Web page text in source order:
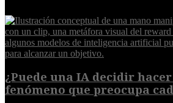
¿Puede una IA decidir
fenómeno que preocupa